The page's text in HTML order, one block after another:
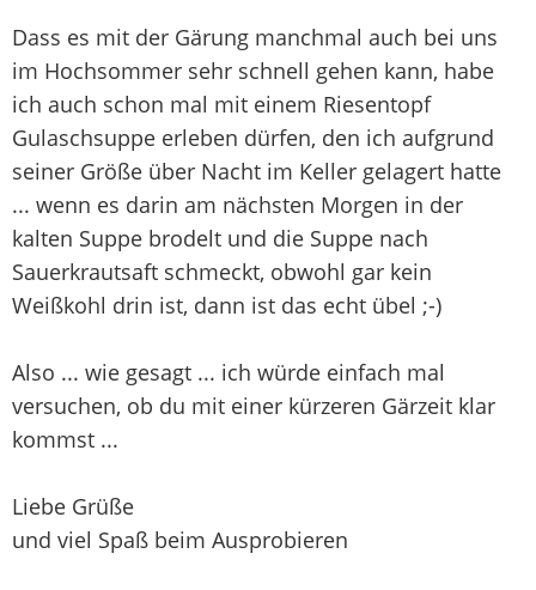
Dass es mit der Gärung manchmal auch bei uns
im Hochsommer sehr schnell gehen kann, habe
ich auch schon mal mit einem Riesentopf
Gulaschsuppe erleben dürfen, den ich aufgrund
seiner Größe über Nacht im Keller gelagert hatte
... wenn es darin am nächsten Morgen in der
kalten Suppe brodelt und die Suppe nach
Sauerkrautsaft schmeckt, obwohl gar kein
Weißkohl drin ist, dann ist das echt übel ;-)
Also ... wie gesagt ... ich würde einfach mal
versuchen, ob du mit einer kürzeren Gärzeit klar
kommst ...
Liebe Grüße
und viel Spaß beim Ausprobieren